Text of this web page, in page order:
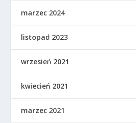
marzec 2024
listopad 2023
wrzesień 2021
kwiecień 2021
marzec 2021